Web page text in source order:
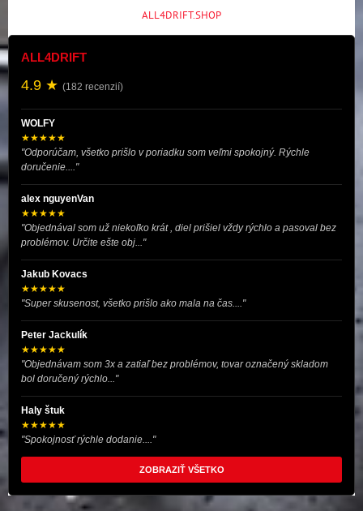
ALL4DRIFT.SHOP
ALL4DRIFT
4.9 ★ (182 recenzií)
WOLFY
★★★★★
"Odporúčam, všetko prišlo v poriadku som veľmi spokojný. Rýchle
doručenie...."
alex nguyenVan
★★★★★
"Objednával som už niekoľko krát , diel prišiel vždy rýchlo a pasoval bez
problémov. Určite ešte obj..."
Jakub Kovacs
★★★★★
"Super skusenost, všetko prišlo ako mala na čas...."
Peter Jackulík
★★★★★
"Objednávam som 3x a zatiaľ bez problémov, tovar označený skladom
bol doručený rýchlo..."
Haly štuk
★★★★★
"Spokojnosť rýchle dodanie...."
ZOBRAZIŤ VŠETKO